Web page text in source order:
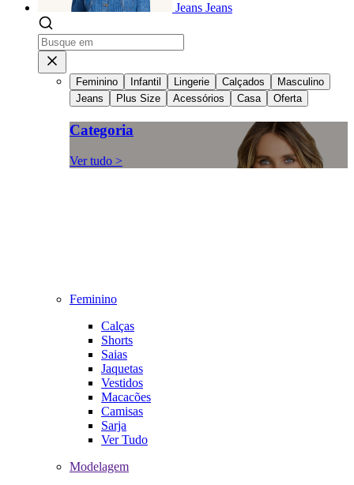
Jeans Jeans
Feminino Infantil Lingerie Calçados
Masculino
Jeans
Plus Size Acessórios Casa Oferta
Categoria
Ver tudo >
Feminino
Calças
Shorts
Saias
Jaquetas
Vestidos
Macacões
Camisas
Sarja
Ver Tudo
Modelagem